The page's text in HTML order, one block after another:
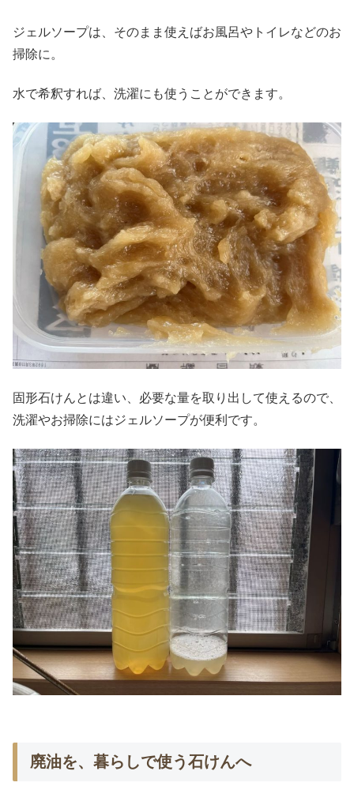
ジェルソープは、そのまま使えばお風呂やトイレなどのお
掃除に。
水で希釈すれば、洗濯にも使うことができます。
固形石けんとは違い、必要な量を取り出して使えるので、
洗濯やお掃除にはジェルソープが便利です。
廃油を、暮らしで使う石けんへ